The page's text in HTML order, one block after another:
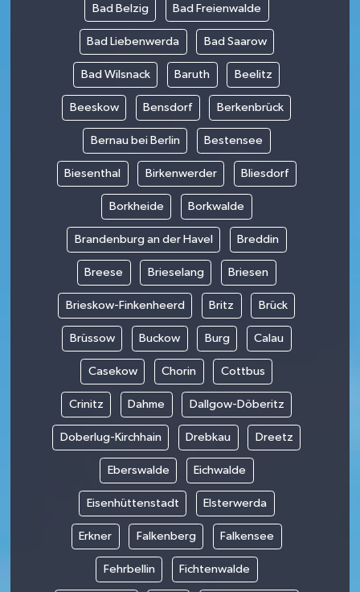
Bad Belzig Bad Freienwalde
Bad Liebenwerda Bad Saarow
Bad Wilsnack Baruth Beelitz
Beeskow Bensdorf Berkenbrück
Bernau bei Berlin Bestensee
Biesenthal Birkenwerder Bliesdorf
Borkheide Borkwalde
Brandenburg an der Havel Breddin
Breese Brieselang Briesen
Brieskow-Finkenheerd Britz Brück
Brüssow Buckow Burg Calau
Casekow Chorin Cottbus
Crinitz Dahme Dallgow-Döberitz
Doberlug-Kirchhain Drebkau Dreetz
Eberswalde Eichwalde
Eisenhüttenstadt Elsterwerda
Erkner Falkenberg Falkensee
Fehrbellin Fichtenwalde